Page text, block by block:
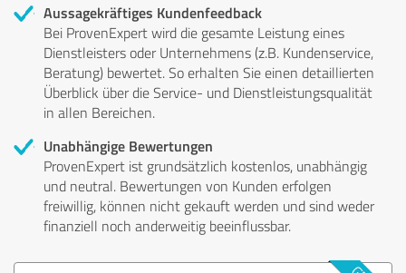
Aussagekräftiges Kundenfeedback
Bei ProvenExpert wird die gesamte Leistung eines
Dienstleisters oder Unternehmens (z.B. Kundenservice,
Beratung) bewertet. So erhalten Sie einen detaillierten
Überblick über die Service- und Dienstleistungsqualität
in allen Bereichen.
Unabhängige Bewertungen
ProvenExpert ist grundsätzlich kostenlos, unabhängig
und neutral. Bewertungen von Kunden erfolgen
freiwillig, können nicht gekauft werden und sind weder
finanziell noch anderweitig beeinflussbar.